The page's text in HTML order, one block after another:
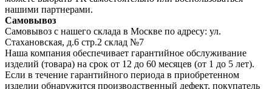
нашими партнерами.
Самовывоз
Самовывоз с нашего склада в Москве по адресу: ул.
Стахановская, д.6 стр.2 склад №7
Наша компания обеспечивает гарантийное обслуживание
изделий (товара) на срок от 12 до 60 месяцев (от 1 до 5 лет).
Если в течение гарантийного периода в приобретенном
изделии обнаружится производственный дефект, покупатель